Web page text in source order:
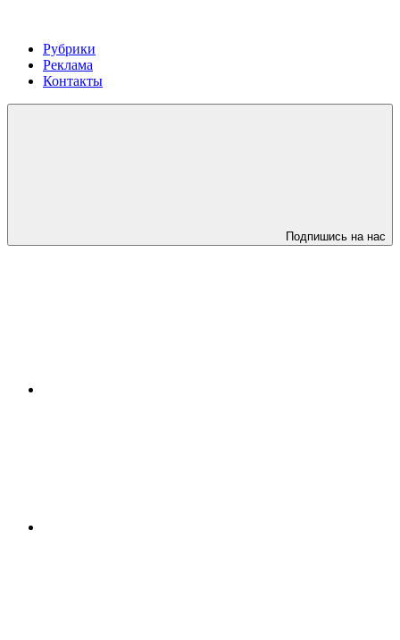
Рубрики
Реклама
Контакты
Подпишись на нас